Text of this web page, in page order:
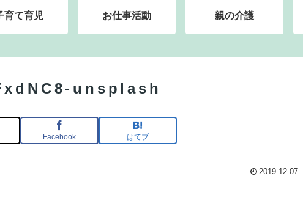
育て育児 お仕事活動 親の介護
unsplash
Facebook はてブ
2019.12.07